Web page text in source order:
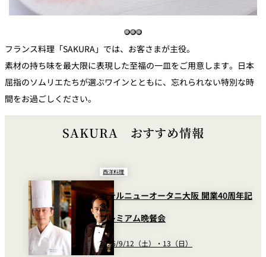
River Terrace
ャンセルポリ
シー及びキャ
ッシュレス決
済のご案内
メールマガジ
OTANI"ご登録
フォーム
フランス料理「SAKURA」では、お客さまが主役。
素材の持ち味を最大限に表現した至福の一皿をご用意します。日本
屈指のソムリエたちが選ぶワインとともに、忘れられない特別な時
間をお過ごしください。
SAKURA おすすめ情報
西洋料理
ホテルニューオータニ大阪 開業40周年記
念
プレミアム晩餐会
2026/9/12（土）・13（日）